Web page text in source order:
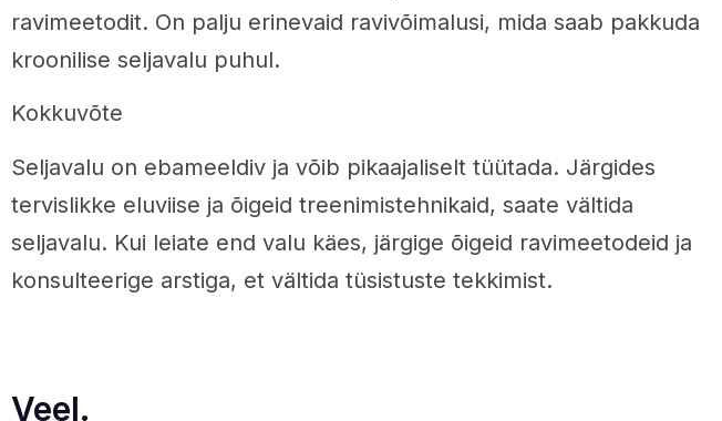
ravimeetodit. On palju erinevaid ravivõimalusi, mida saab pakkuda
kroonilise seljavalu puhul.
Kokkuvõte
Seljavalu on ebameeldiv ja võib pikaajaliselt tüütada. Järgides
tervislikke eluviise ja õigeid treenimistehnikaid, saate vältida
seljavalu. Kui leiate end valu käes, järgige õigeid ravimeetodeid ja
konsulteerige arstiga, et vältida tüsistuste tekkimist.
Veel.